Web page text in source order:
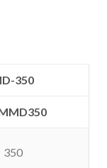
350
350